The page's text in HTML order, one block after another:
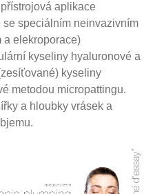
aplikace
se speciálním neinvazivním
a elekroporace)
kyseliny hyaluronové a
kyseliny
metodou micropattingu.
a hloubky vrásek a